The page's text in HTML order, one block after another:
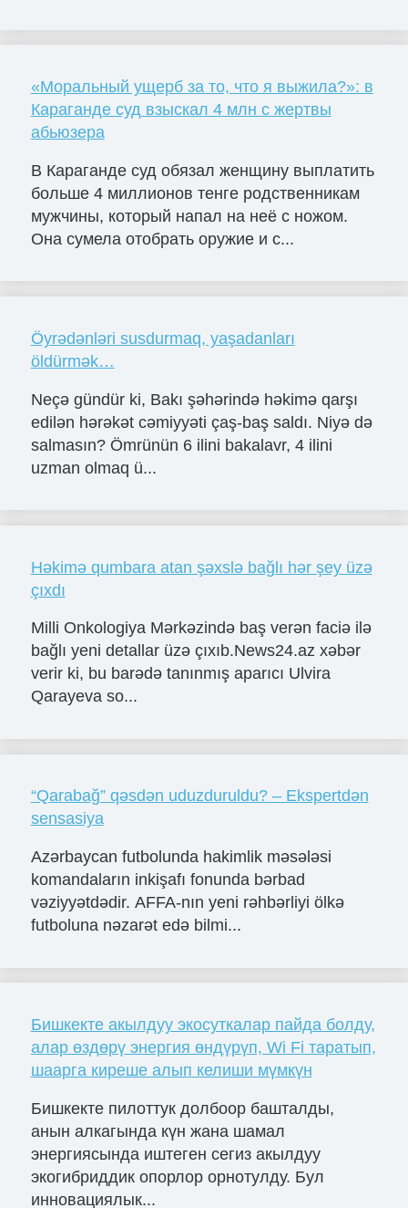
«Моральный ущерб за то, что я выжила?»: в
Караганде суд взыскал 4 млн с жертвы
абьюзера
В Караганде суд обязал женщину выплатить
больше 4 миллионов тенге родственникам
мужчины, который напал на неё с ножом.
Она сумела отобрать оружие и с...
Öyrədənləri susdurmaq, yaşadanları
öldürmək…
Neçə gündür ki, Bakı şəhərində həkimə qarşı
edilən hərəkət cəmiyyəti çaş-baş saldı. Niyə də
salmasın? Ömrünün 6 ilini bakalavr, 4 ilini
uzman olmaq ü...
Həkimə qumbara atan şəxslə bağlı hər şey üzə
çıxdı
Milli Onkologiya Mərkəzində baş verən faciə ilə
bağlı yeni detallar üzə çıxıb.News24.az xəbər
verir ki, bu barədə tanınmış aparıcı Ulvira
Qarayeva so...
“Qarabağ” qəsdən uduzduruldu? – Ekspertdən
sensasiya
Azərbaycan futbolunda hakimlik məsələsi
komandaların inkişafı fonunda bərbad
vəziyyətdədir. AFFA-nın yeni rəhbərliyi ölkə
futboluna nəzarət edə bilmi...
Бишкекте акылдуу экосуткалар пайда болду,
алар өздөрү энергия өндүрүп, Wi Fi таратып,
шаарга киреше алып келиши мүмкүн
Бишкекте пилоттук долбоор башталды,
анын алкагында күн жана шамал
энергиясында иштеген сегиз акылдуу
экогибриддик опорлор орнотулду. Бул
инновациялык...